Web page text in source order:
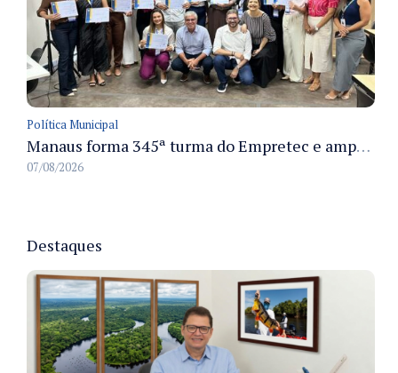
Política Municipal
Manaus forma 345ª turma do Empretec e amplia qualificação de empreendedores na cidade
07/08/2026
Destaques